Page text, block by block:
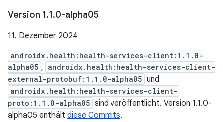
Version 1.1.0-alpha05
11. Dezember 2024
androidx.health:health-services-client:1.1.0-
alpha05 , androidx.health:health-services-client-
external-protobuf:1.1.0-alpha05 und
androidx.health:health-services-client-
proto:1.1.0-alpha05 sind veröffentlicht. Version 1.1.0-
alpha05 enthält diese Commits.